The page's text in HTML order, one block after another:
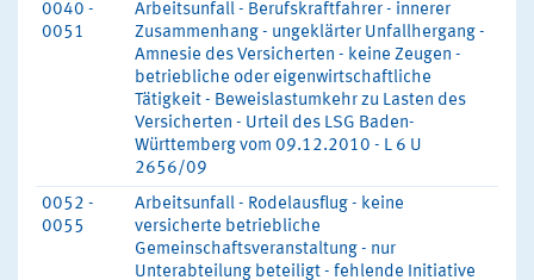
0040 -
0051
Arbeitsunfall - Berufskraftfahrer - innerer
Zusammenhang - ungeklärter Unfallhergang -
Amnesie des Versicherten - keine Zeugen -
betriebliche oder eigenwirtschaftliche
Tätigkeit - Beweislastumkehr zu Lasten des
Versicherten - Urteil des LSG Baden-
Württemberg vom 09.12.2010 - L 6 U
2656/09
0052 -
0055
Arbeitsunfall - Rodelausflug - keine
versicherte betriebliche
Gemeinschaftsveranstaltung - nur
Unterabteilung beteiligt - fehlende Initiative